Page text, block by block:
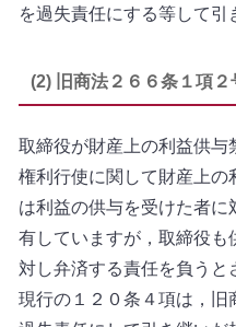
を過失責任にする等して引
(2) 旧商法２６６条１項２
取締役が財産上の利益供
権利行使に関して財産上の
は利益の供与を受けた者
有していますが，取締役も
対し弁済する責任を負うと
現行の１２０条４項は，旧